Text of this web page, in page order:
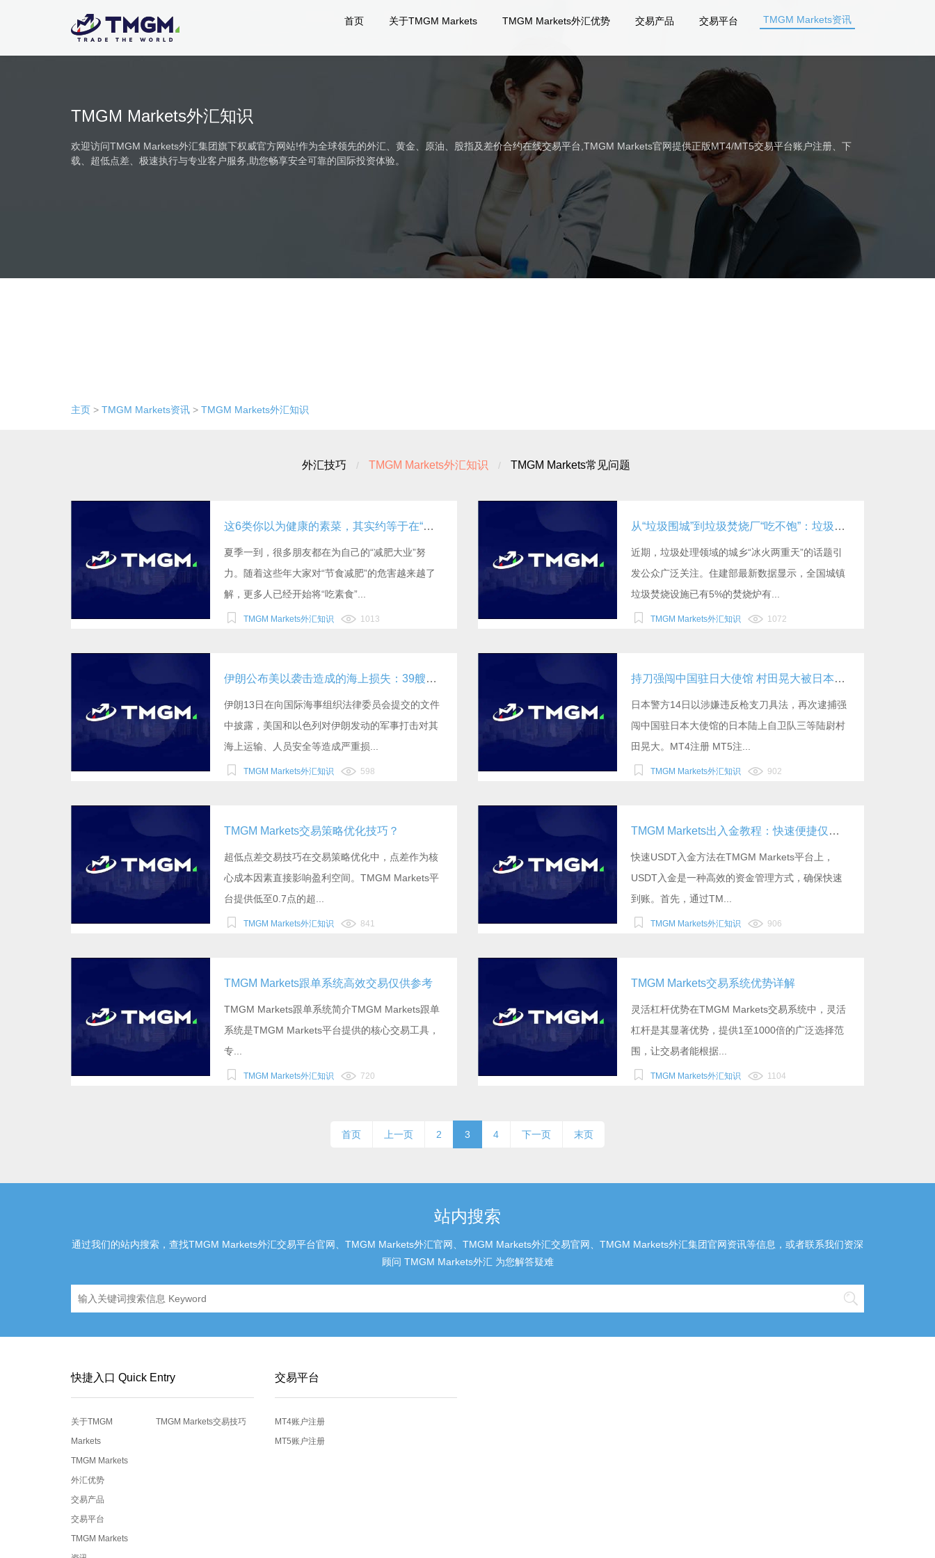
首页 关于TMGM Markets TMGM Markets外汇优势 交易产品 交易平台 TMGM Markets资讯
TMGM Markets外汇知识
欢迎访问TMGM Markets外汇集团旗下权威官方网站!作为全球领先的外汇、黄金、原油、股指及差价合约在线交易平台,TMGM Markets官网提供正版MT4/MT5交易平台账户注册、下
载、超低点差、极速执行与专业客户服务,助您畅享安全可靠的国际投资体验。
主页 > TMGM Markets资讯 > TMGM Markets外汇知识
外汇技巧 TMGM Markets外汇知识 TMGM Markets常见问题
这6类你以为健康的素菜，其实约等于在“吃油”！
夏季一到，很多朋友都在为自己的“减肥大业”努
力。随着这些年大家对“节食减肥”的危害越来越了
解，更多人已经开始将“吃素食”...
TMGM Markets外汇知识 1013
从“垃圾围城”到垃圾焚烧厂“吃不饱”：垃圾不够烧
近期，垃圾处理领域的城乡“冰火两重天”的话题引
发公众广泛关注。住建部最新数据显示，全国城镇
垃圾焚烧设施已有5%的焚烧炉有...
TMGM Markets外汇知识 1072
伊朗公布美以袭击造成的海上损失：39艘商船遭袭并沉没、110艘传统渔船被毁，另导致20名海员死亡
伊朗13日在向国际海事组织法律委员会提交的文件
中披露，美国和以色列对伊朗发动的军事打击对其
海上运输、人员安全等造成严重损...
TMGM Markets外汇知识 598
持刀强闯中国驻日大使馆 村田晃大被日本警方以涉嫌违反枪支刀具法再次逮捕
日本警方14日以涉嫌违反枪支刀具法，再次逮捕强
闯中国驻日本大使馆的日本陆上自卫队三等陆尉村
田晃大。MT4注册 MT5注...
TMGM Markets外汇知识 902
TMGM Markets交易策略优化技巧？
超低点差交易技巧在交易策略优化中，点差作为核
心成本因素直接影响盈利空间。TMGM Markets平
台提供低至0.7点的超...
TMGM Markets外汇知识 841
TMGM Markets出入金教程：快速便捷仅供参考
快速USDT入金方法在TMGM Markets平台上，
USDT入金是一种高效的资金管理方式，确保快速
到账。首先，通过TM...
TMGM Markets外汇知识 906
TMGM Markets跟单系统高效交易仅供参考
TMGM Markets跟单系统简介TMGM Markets跟单
系统是TMGM Markets平台提供的核心交易工具，
专...
TMGM Markets外汇知识 720
TMGM Markets交易系统优势详解
灵活杠杆优势在TMGM Markets交易系统中，灵活
杠杆是其显著优势，提供1至1000倍的广泛选择范
围，让交易者能根据...
TMGM Markets外汇知识 1104
首页 上一页 2 3 4 下一页 末页
站内搜索
通过我们的站内搜索，查找TMGM Markets外汇交易平台官网、TMGM Markets外汇官网、TMGM Markets外汇交易官网、TMGM Markets外汇集团官网资讯等信息，或者联系我们资深
顾问 TMGM Markets外汇 为您解答疑难
快捷入口 Quick Entry
关于TMGM
Markets
TMGM Markets
外汇优势
交易产品
交易平台
TMGM Markets
TMGM Markets交易技巧
交易平台
MT4账户注册
MT5账户注册